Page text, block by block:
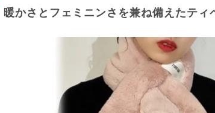
暖かさとフェミニンさを兼ね備えたティ